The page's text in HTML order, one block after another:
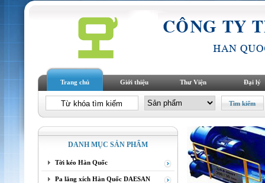
Trang chủ Giới thiệu Thư Viện Đại lý
DANH MỤC SẢN PHẨM
Tời kéo Hàn Quốc
Pa lăng xích Hàn Quốc DAESAN